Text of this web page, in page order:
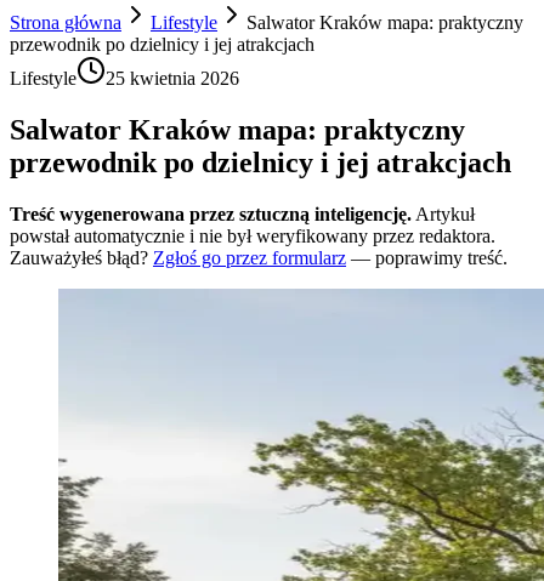
Strona główna
Lifestyle
Salwator Kraków mapa: praktyczny
przewodnik po dzielnicy i jej atrakcjach
Lifestyle
25 kwietnia 2026
Salwator Kraków mapa: praktyczny
przewodnik po dzielnicy i jej atrakcjach
Treść wygenerowana przez sztuczną inteligencję. Artykuł
powstał automatycznie i nie był weryfikowany przez redaktora.
Zauważyłeś błąd? Zgłoś go przez formularz — poprawimy treść.